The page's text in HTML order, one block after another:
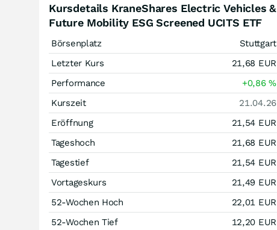
Kursdetails KraneShares Electric Vehicles &
Future Mobility ESG Screened UCITS ETF
Börsenplatz
Stuttgart
Letzter Kurs
21,68 EUR
Performance
+0,86%
Kurszeit
21.04.26
Eröffnung
21,54 EUR
Tageshoch
21,68 EUR
Tagestief
21,54 EUR
Vortageskurs
21,49 EUR
52-Wochen Hoch
22,01 EUR
52-Wochen Tief
12,20 EUR